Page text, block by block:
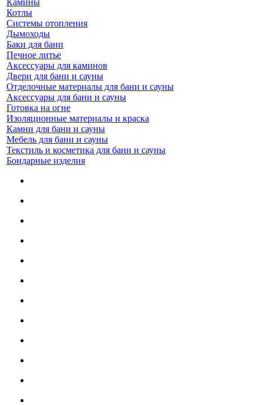
Камины
Котлы
Системы отопления
Дымоходы
Баки для бани
Печное литье
Аксессуары для каминов
Двери для бани и сауны
Отделочные материалы для бани и сауны
Аксессуары для бани и сауны
Готовка на огне
Изоляционные материалы и краска
Камни для бани и сауны
Мебель для бани и сауны
Текстиль и косметика для бани и сауны
Бондарные изделия